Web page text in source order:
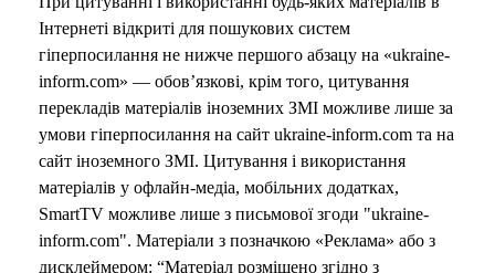
Інтернеті відкриті для пошукових систем
гіперпосилання не нижче першого абзацу на «ukraine-
inform.com» — обов’язкові, крім того, цитування
перекладів матеріалів іноземних ЗМІ можливе лише за
умови гіперпосилання на сайт ukraine-inform.com та на
сайт іноземного ЗМІ. Цитування і використання
матеріалів у офлайн-медіа, мобільних додатках,
SmartTV можливе лише з письмової згоди "ukraine-
inform.com". Матеріали з позначкою «Реклама» або з
дисклеймером: “Матеріал розміщено згідно з